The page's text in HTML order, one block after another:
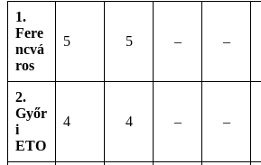
1.
Fere
ncvá
ros
5 5 – –
2.
Győr
i
ETO
4 4 – –